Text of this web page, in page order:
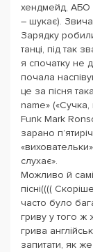
хендмейд, АБО
– шукає).
Зарядку
танці, під так
я спочатку не
почала
це за пісня
name» («Сучка,
Funk Mark
зарано
слухає».
Можливо й самі
пісні((((
часто було
гриву у того ж
грива
запитати, як